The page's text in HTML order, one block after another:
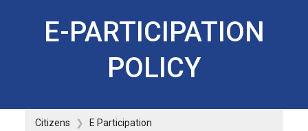
E-PARTICIPATION
POLICY
Citizens
E Participation